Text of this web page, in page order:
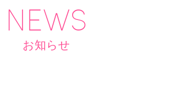
南
町
NEWS
お知らせ